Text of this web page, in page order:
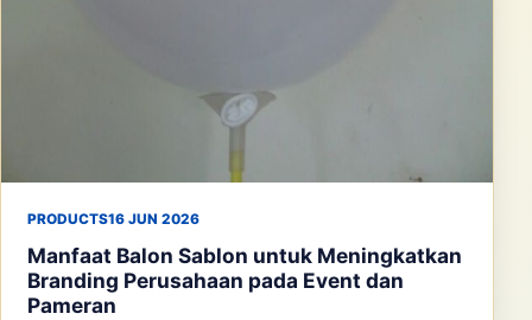
PRODUCTS16 JUN 2026
Manfaat Balon Sablon untuk Meningkatkan
Branding Perusahaan pada Event dan
Pameran